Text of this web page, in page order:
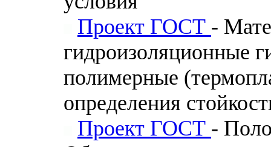
Проект ГОСТ -
гидроизоляционные
полимерные
определения
Проект ГОСТ -